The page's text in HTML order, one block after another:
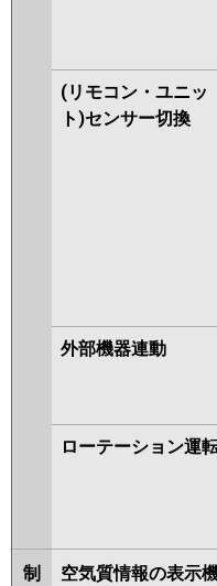
(リモコン・ユニッ
ト)センサー切換
外部機器連動
ローテーション運
制
空気質情報の表示